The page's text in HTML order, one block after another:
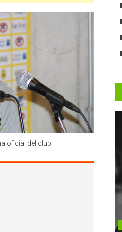
oficial del club.